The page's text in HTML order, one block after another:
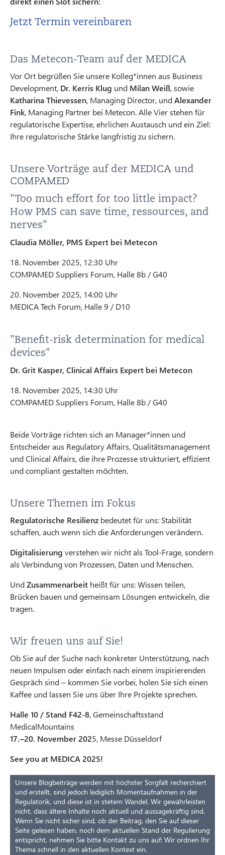
Jetzt Termin vereinbaren
Das Metecon-Team auf der MEDICA
Vor Ort begrüßen Sie unsere Kolleg*innen aus Business
Development, Dr. Kerris Klug und Milan Weiß, sowie
Katharina Thievessen, Managing Director, undAlexander
Fink, Managing Partner bei Metecon. Alle Vier stehen für
regulatorische Expertise, ehrlichen Austausch und ein Ziel:
Ihre regulatorische Stärke langfristig zu sichern.
Unsere Vorträge auf der MEDICA und
COMPAMED
"Too much effort for too little impact?
How PMS can save time, ressources, and
nerves"
Claudia Möller, PMS Expert bei Metecon
18. November 2025, 12:30 Uhr
COMPAMED Suppliers Forum, Halle 8b / G40
20. November 2025, 14:00 Uhr
MEDICA Tech Forum, Halle 9 / D10
"Benefit-risk determination for medical
devices"
Dr. Grit Kasper, Clinical Affairs Expert bei Metecon
18. November 2025, 14:30 Uhr
COMPAMED Suppliers Forum, Halle 8b / G40
Beide Vorträge richten sich an Manager*innen und
Entscheider aus Regulatory Affairs, Qualitätsmanagement
und Clinical Affairs, die ihre Prozesse strukturiert, effizient
und compliant gestalten möchten.
Unsere Themen im Fokus
Regulatorische Resilienz bedeutet für uns: Stabilität
schaffen, auch wenn sich die Anforderungen verändern.
Digitalisierung verstehen wir nicht als Tool-Frage, sondern
als Verbindung von Prozessen, Daten und Menschen.
UndZusammenarbeit heißt für uns: Wissen teilen,
Brücken bauen und gemeinsam Lösungen entwickeln, die
tragen.
Wir freuen uns auf Sie!
Ob Sie auf der Suche nach konkreter Unterstützung, nach
neuen Impulsen oder einfach nach einem inspirierenden
Gespräch sind – kommen Sie vorbei, holen Sie sich einen
Kaffee und lassen Sie uns über Ihre Projekte sprechen.
Halle 10 / Stand F42-8, Gemeinschaftsstand
MedicalMountains
17.–20. November 2025, Messe Düsseldorf
See you at MEDICA 2025!
Unsere Blogbeiträge werden mit höchster Sorgfalt recherchiert
und erstellt, sind jedoch lediglich Momentaufnahmen in der
Regulatorik, und diese ist in stetem Wandel. Wir gewährleisten
nicht, dass ältere Inhalte noch aktuell und aussagekräftig sind.
Wenn Sie nicht sicher sind, ob der Beitrag, den Sie auf dieser
Seite gelesen haben, noch dem aktuellen Stand der Regulierung
entspricht, nehmen Sie bitte Kontakt zu uns auf: Wir ordnen Ihr
Thema schnell in den aktuellen Kontext ein.